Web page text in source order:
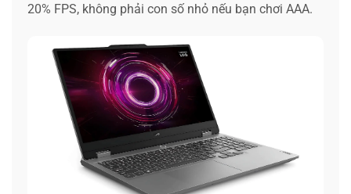
20% FPS, không phải con số nhỏ nếu bạn chơi AAA.